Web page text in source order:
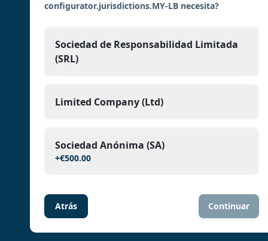
configurator.jurisdictions.MY-LB necesita?
Sociedad de Responsabilidad Limitada
(SRL)
Limited Company (Ltd)
Sociedad Anónima (SA)
+€500.00
Atrás Continuar